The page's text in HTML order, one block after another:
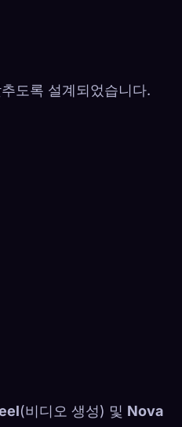
도록 설계되었습니다.
(비디오 생성) 및 Nova